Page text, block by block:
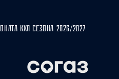
КХЛ СЕЗОНА 2026/2027